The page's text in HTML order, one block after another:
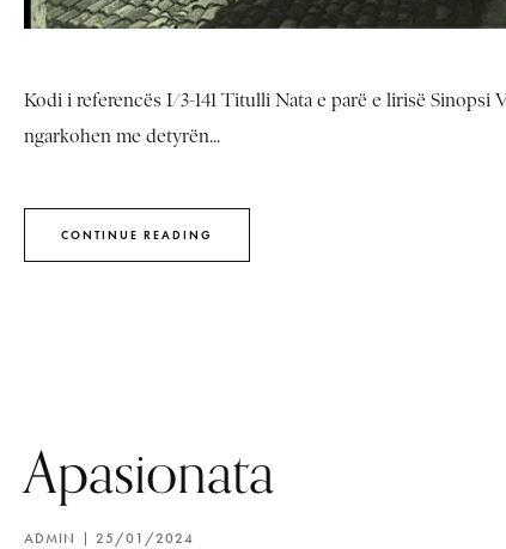
Kodi i referencës I/3-141 Titulli Nata e parë e lirisë
ngarkohen me detyrën...
CONTINUE READING
Apasionata
ADMIN 25/01/2024